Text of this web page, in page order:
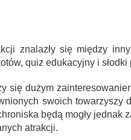
znalazły się między
quiz edukacyjny i słodki
się dużym
swoich towarzyszy
będą mogły jednak
atrakcji.